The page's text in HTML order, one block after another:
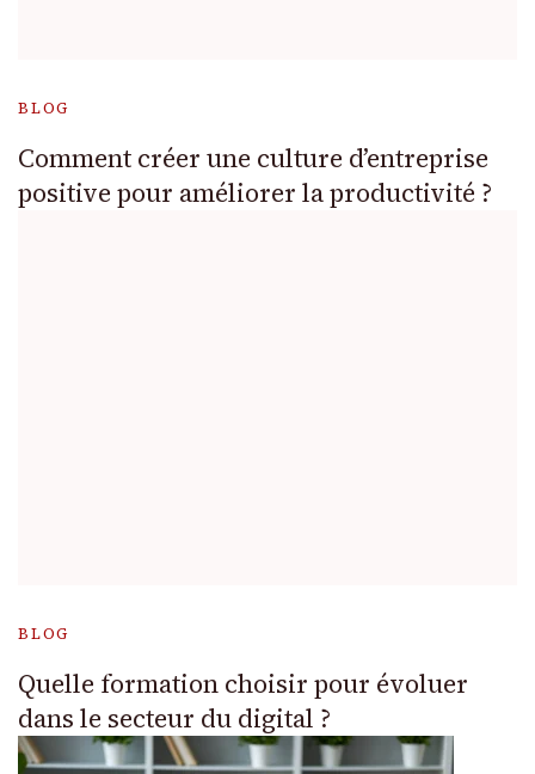
BLOG
Comment créer une culture d’entreprise
positive pour améliorer la productivité ?
BLOG
Quelle formation choisir pour évoluer
dans le secteur du digital ?